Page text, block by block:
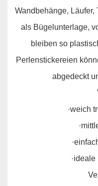
Wandbehänge, Läufer,
als Bügelunterlage,
bleiben so
Perlenstickereien
abgedeckt
·weich